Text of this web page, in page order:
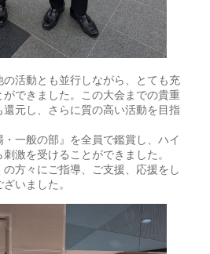
活動とも並行しながら、とても充
できました。この大会までの貴重
元し、さらに質の高い活動を目指
一般の部』を全員で鑑賞し、ハイ
激を受けることができました。
方々にご指導、ご支援、応援をし
いました。